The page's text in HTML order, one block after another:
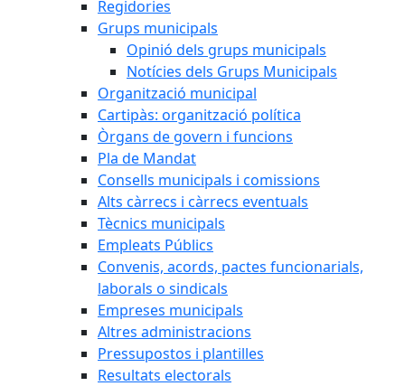
Regidories
Grups municipals
Opinió dels grups municipals
Notícies dels Grups Municipals
Organització municipal
Cartipàs: organització política
Òrgans de govern i funcions
Pla de Mandat
Consells municipals i comissions
Alts càrrecs i càrrecs eventuals
Tècnics municipals
Empleats Públics
Convenis, acords, pactes funcionarials,
laborals o sindicals
Empreses municipals
Altres administracions
Pressupostos i plantilles
Resultats electorals